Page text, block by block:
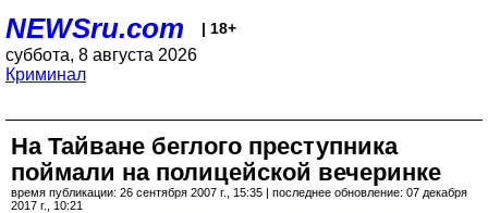
NEWSru.com | 18+
суббота, 8 августа 2026
Криминал
На Тайване беглого преступника
поймали на полицейской вечеринке
время публикации: 26 сентября 2007 г., 15:35 | последнее обновление: 07 декабря
2017 г., 10:21